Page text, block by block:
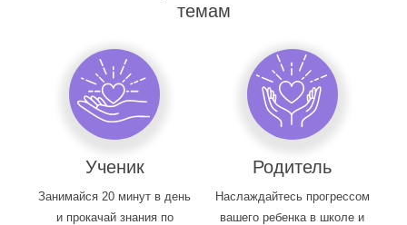
темам
Ученик
Занимайся 20 минут в день
и прокачай знания по
Родитель
Наслаждайтесь прогрессом
вашего ребенка в школе и